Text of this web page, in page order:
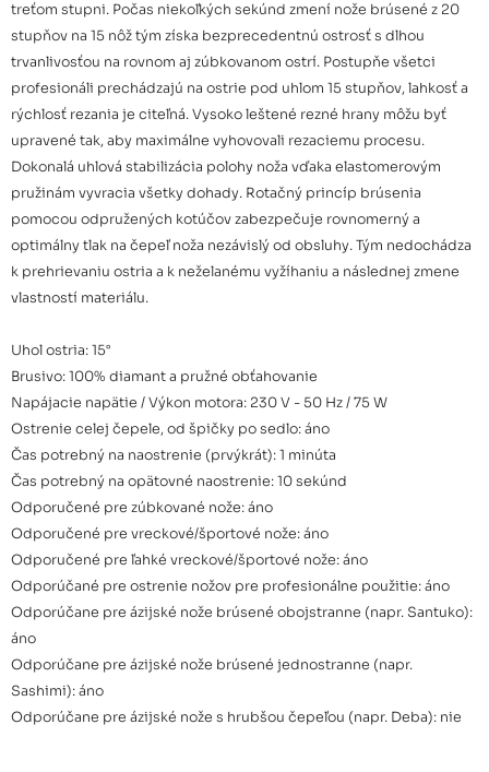
treťom stupni. Počas niekoľkých sekúnd zmení nože brúsené z 20
stupňov na 15 nôž tým získa bezprecedentnú ostrosť s dlhou
trvanlivosťou na rovnom aj zúbkovanom ostrí. Postupňe všetci
profesionáli prechádzajú na ostrie pod uhlom 15 stupňov, lahkosť a
rýchlosť rezania je citeľná. Vysoko leštené rezné hrany môžu byť
upravené tak, aby maximálne vyhovovali rezaciemu procesu.
Dokonalá uhlová stabilizácia polohy noža vďaka elastomerovým
pružinám vyvracia všetky dohady. Rotačný princíp brúsenia
pomocou odpružených kotúčov zabezpečuje rovnomerný a
optimálny tlak na čepeľ noža nezávislý od obsluhy. Tým nedochádza
k prehrievaniu ostria a k neželanému vyžíhaniu a následnej zmene
vlastností materiálu.
Uhol ostria: 15°
Brusivo: 100% diamant a pružné obťahovanie
Napájacie napätie / Výkon motora: 230 V - 50 Hz / 75 W
Ostrenie celej čepele, od špičky po sedlo: áno
Čas potrebný na naostrenie (prvýkrát): 1 minúta
Čas potrebný na opätovné naostrenie: 10 sekúnd
Odporučené pre zúbkované nože: áno
Odporučené pre vreckové/športové nože: áno
Odporučené pre ľahké vreckové/športové nože: áno
Odporúčané pre ostrenie nožov pre profesionálne použitie: áno
Odporúčane pre ázijské nože brúsené obojstranne (napr. Santuko):
áno
Odporúčane pre ázijské nože brúsené jednostranne (napr.
Sashimi): áno
Odporúčane pre ázijské nože s hrubšou čepeľou (napr. Deba): nie